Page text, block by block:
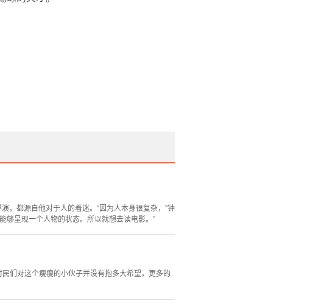
，都源自他对于人的着迷。“因为人本身很复杂，”钟
够呈现一个人物的状态。所以就想去读电影。”
们对这个瘦瘦的小伙子并没有抱多大希望，更多的